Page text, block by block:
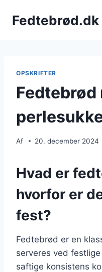
Fedtebrød.dk
OPSKRIFTER
Fedtebrød
Af 20. december 2024
Hvad er
hvorfor er
fest?
Fedtebrød er en
serveres ved
saftige konsistens